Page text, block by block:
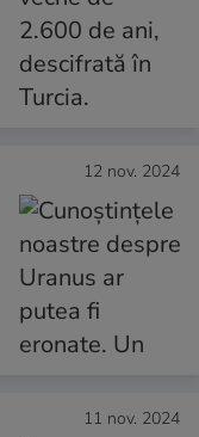
12 nov. 2024
11 nov. 2024